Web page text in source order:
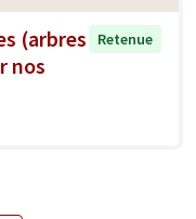
(arbres
nos
Retenue